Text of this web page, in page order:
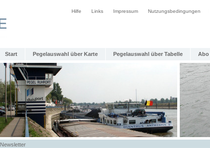
Hilfe Links Impressum Nutzungsbedingungen
Start Pegelauswahl über Karte Pegelauswahl über Tabelle Abo
Newsletter